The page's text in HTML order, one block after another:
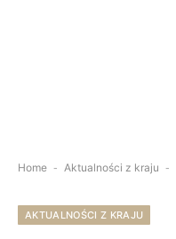
Home - Aktualności z kraju -
AKTUALNOŚCI Z KRAJU